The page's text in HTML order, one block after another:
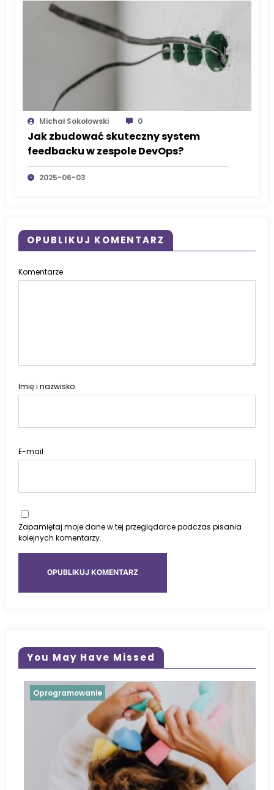
Michał Sokołowski 0
Jak zbudować skuteczny system
feedbacku w zespole DevOps?
2025-06-03
OPUBLIKUJ KOMENTARZ
Komentarze
Imię i nazwisko
E-mail
Zapamiętaj moje dane w tej przeglądarce podczas pisania
kolejnych komentarzy.
You May Have Missed
Oprogramowanie